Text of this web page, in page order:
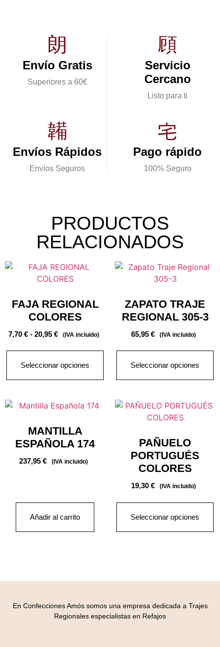
Envío Gratis
Superiores a 60€
Servicio
Cercano
Listo para ti
Envíos Rápidos
Envíos Seguros
Pago rápido
100% Seguro
PRODUCTOS
RELACIONADOS
FAJA REGIONAL
COLORES
7,70 € - 20,95 € (IVA incluido)
Seleccionar opciones
ZAPATO TRAJE
REGIONAL 305-3
65,95 € (IVA incluido)
Seleccionar opciones
MANTILLA
ESPAÑOLA 174
237,95 € (IVA incluido)
Añadir al carrito
PAÑUELO
PORTUGUÉS
COLORES
19,30 € (IVA incluido)
Seleccionar opciones
En Confecciones Amós somos una empresa dedicada a Trajes
Regionales especialistas en Refajos